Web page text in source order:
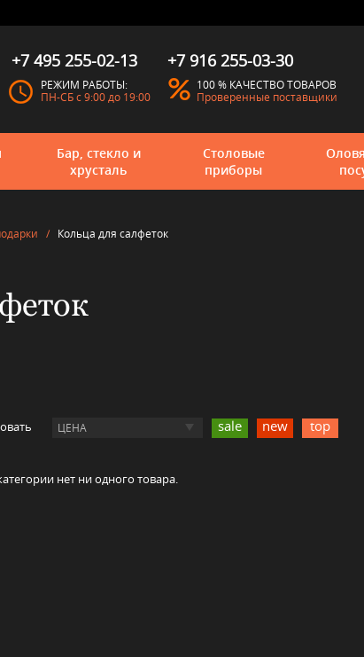
+7 495 255-02-13
РЕЖИМ РАБОТЫ:
ПН-СБ с 9:00 до 19:00
+7 916 255-03-30
100 % КАЧЕСТВО ТОВАРОВ
Проверенные поставщики
Бар, стекло и
хрусталь
Столовые
приборы
/ Кольца для салфеток
ЦЕНА sale new top
нет ни одного товара.